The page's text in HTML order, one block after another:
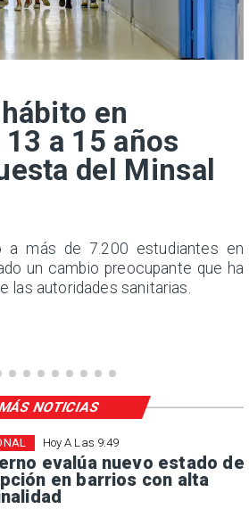
en
a 15 años
del Minsal
a más de 7.200 estudiantes en
un cambio preocupante que ha
las autoridades sanitarias.
Hoy A Las 9:49
evalúa nuevo estado de
en barrios con alta
NOTICIAS